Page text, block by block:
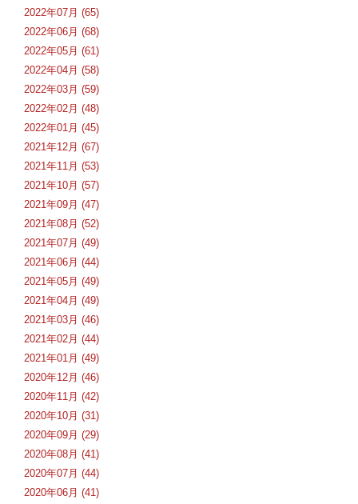
2022年07月 (65)
2022年06月 (68)
2022年05月 (61)
2022年04月 (58)
2022年03月 (59)
2022年02月 (48)
2022年01月 (45)
2021年12月 (67)
2021年11月 (53)
2021年10月 (57)
2021年09月 (47)
2021年08月 (52)
2021年07月 (49)
2021年06月 (44)
2021年05月 (49)
2021年04月 (49)
2021年03月 (46)
2021年02月 (44)
2021年01月 (49)
2020年12月 (46)
2020年11月 (42)
2020年10月 (31)
2020年09月 (29)
2020年08月 (41)
2020年07月 (44)
2020年06月 (41)